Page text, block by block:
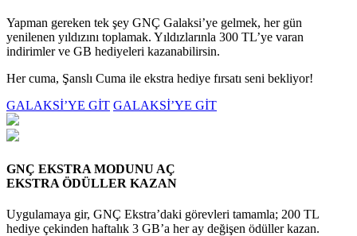
Yapman gereken tek şey GNÇ Galaksi’ye gelmek, her gün
yenilenen yıldızını toplamak. Yıldızlarınla 300 TL’ye varan
indirimler ve GB hediyeleri kazanabilirsin.
Her cuma, Şanslı Cuma ile ekstra hediye fırsatı seni bekliyor!
GALAKSİ’YE GİT GALAKSİ’YE GİT
GNÇ EKSTRA MODUNU AÇ
EKSTRA ÖDÜLLER KAZAN
Uygulamaya gir, GNÇ Ekstra’daki görevleri tamamla; 200 TL
hediye çekinden haftalık 3 GB’a her ay değişen ödüller kazan.